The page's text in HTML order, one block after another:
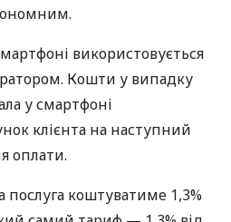
використовується
Кошти у випадку
у смартфоні
клієнта на наступний
оплати.
послуга коштуватиме 1,3%